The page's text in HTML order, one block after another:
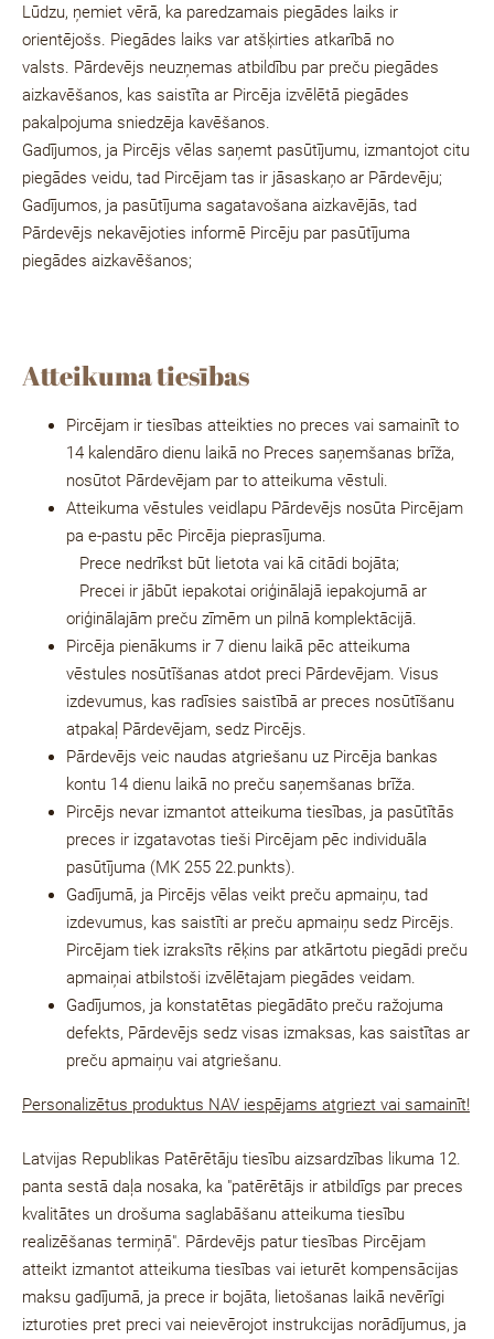
Lūdzu, ņemiet vērā, ka paredzamais piegādes laiks ir
orientējošs. Piegādes laiks var atšķirties atkarībā no
valsts. Pārdevējs neuzņemas atbildību par preču piegādes
aizkavēšanos, kas saistīta ar Pircēja izvēlētā piegādes
pakalpojuma sniedzēja kavēšanos.
Gadījumos, ja Pircējs vēlas saņemt pasūtījumu, izmantojot citu
piegādes veidu, tad Pircējam tas ir jāsaskaņo ar Pārdevēju;
Gadījumos, ja pasūtījuma sagatavošana aizkavējās, tad
Pārdevējs nekavējoties informē Pircēju par pasūtījuma
piegādes aizkavēšanos;
Atteikuma tiesības
Pircējam ir tiesības atteikties no preces vai samainīt to
14 kalendāro dienu laikā no Preces saņemšanas brīža,
nosūtot Pārdevējam par to atteikuma vēstuli.
Atteikuma vēstules veidlapu Pārdevējs nosūta Pircējam
pa e-pastu pēc Pircēja pieprasījuma.
Prece nedrīkst būt lietota vai kā citādi bojāta;
Precei ir jābūt iepakotai oriģinālajā iepakojumā ar
oriģinālajām preču zīmēm un pilnā komplektācijā.
Pircēja pienākums ir 7 dienu laikā pēc atteikuma
vēstules nosūtīšanas atdot preci Pārdevējam. Visus
izdevumus, kas radīsies saistībā ar preces nosūtīšanu
atpakaļ Pārdevējam, sedz Pircējs.
Pārdevējs veic naudas atgriešanu uz Pircēja bankas
kontu 14 dienu laikā no preču saņemšanas brīža.
Pircējs nevar izmantot atteikuma tiesības, ja pasūtītās
preces ir izgatavotas tieši Pircējam pēc individuāla
pasūtījuma (MK 255 22.punkts).
Gadījumā, ja Pircējs vēlas veikt preču apmaiņu, tad
izdevumus, kas saistīti ar preču apmaiņu sedz Pircējs.
Pircējam tiek izraksīts rēķins par atkārtotu piegādi preču
apmaiņai atbilstoši izvēlētajam piegādes veidam.
Gadījumos, ja konstatētas piegādāto preču ražojuma
defekts, Pārdevējs sedz visas izmaksas, kas saistītas ar
preču apmaiņu vai atgriešanu.
Personalizētus produktus NAV iespējams atgriezt vai samainīt!
Latvijas Republikas Patērētāju tiesību aizsardzības likuma 12.
panta sestā daļa nosaka, ka "patērētājs ir atbildīgs par preces
kvalitātes un drošuma saglabāšanu atteikuma tiesību
realizēšanas termiņā". Pārdevējs patur tiesības Pircējam
atteikt izmantot atteikuma tiesības vai ieturēt kompensācijas
maksu gadījumā, ja prece ir bojāta, lietošanas laikā nevērīgi
izturoties pret preci vai neievērojot instrukcijas norādījumus, ja